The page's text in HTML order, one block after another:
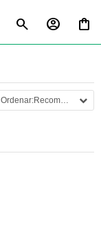
Recomendados